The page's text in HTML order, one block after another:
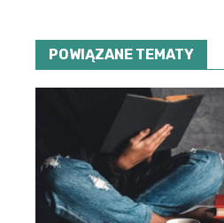
POWIĄZANE TEMATY